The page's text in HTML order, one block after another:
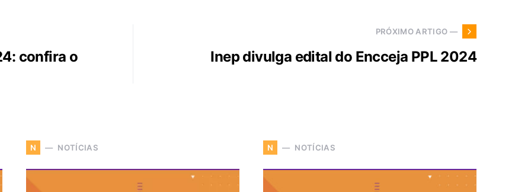
confira o
PRÓXIMO ARTIGO —
Inep divulga edital do Encceja PPL 2024
N NOTÍCIAS N NOTÍCIAS